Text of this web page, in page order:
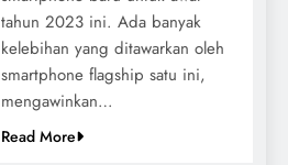
tahun 2023 ini. Ada banyak
kelebihan yang ditawarkan oleh
smartphone flagship satu ini,
mengawinkan…
Read More